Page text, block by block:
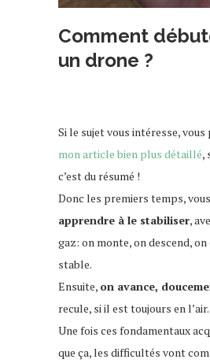
Comment
un drone ?
Si le sujet vous intéresse,
mon article bien plus détaillé,
c’est du résumé !
Donc les premiers temps,
apprendre à le stabiliser,
gaz: on monte, on descend,
stable.
Ensuite, on avance,
recule, si il est toujours en l’air.
Une fois ces fondamentaux
que ça, les difficultés vont